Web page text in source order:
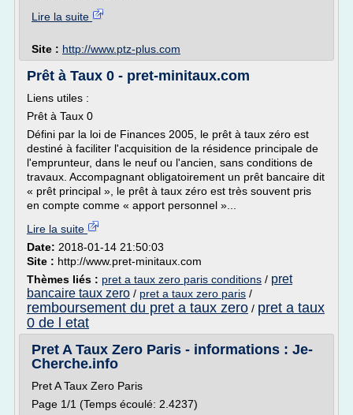
Lire la suite
Site : http://www.ptz-plus.com
Prêt à Taux 0 - pret-minitaux.com
Liens utiles :
Prêt à Taux 0
Défini par la loi de Finances 2005, le prêt à taux zéro est
destiné à faciliter l'acquisition de la résidence principale de
l'emprunteur, dans le neuf ou l'ancien, sans conditions de
travaux. Accompagnant obligatoirement un prêt bancaire dit
« prêt principal », le prêt à taux zéro est très souvent pris
en compte comme « apport personnel »...
Lire la suite
Date: 2018-01-14 21:50:03
Site : http://www.pret-minitaux.com
Thèmes liés : pret a taux zero paris conditions / pret
bancaire taux zero / pret a taux zero paris /
remboursement du pret a taux zero / pret a taux
0 de l etat
Pret A Taux Zero Paris - informations : Je-
Cherche.info
Pret A Taux Zero Paris
Page 1/1 (Temps écoulé: 2.4237)